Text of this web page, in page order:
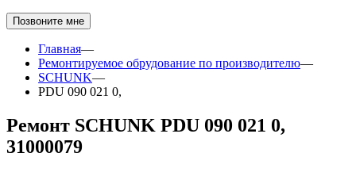
Позвоните мне
Главная—
Ремонтируемое обрудование по производителю—
SCHUNK—
PDU 090 021 0,
Ремонт SCHUNK PDU 090 021 0,
31000079